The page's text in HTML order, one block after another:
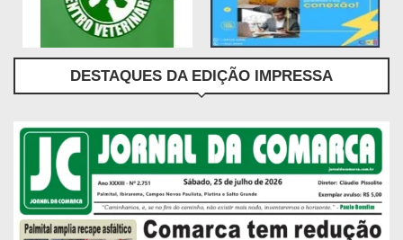
DESTAQUES DA EDIÇÃO IMPRESSA